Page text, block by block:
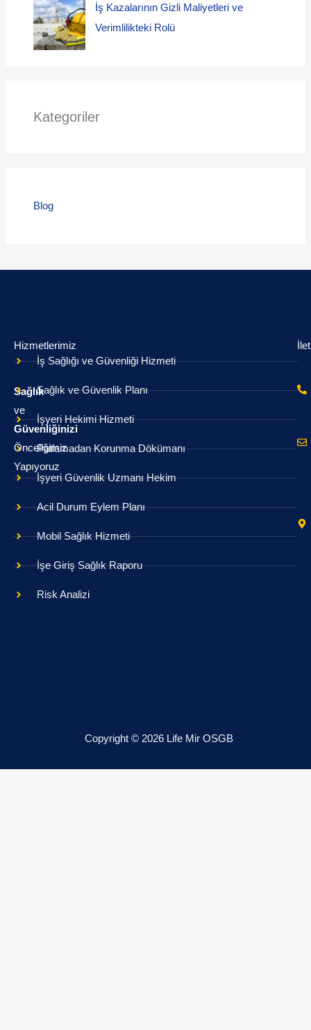
İş Kazalarının Gizli Maliyetleri ve
Verimlilikteki Rolü
Kategoriler
Blog
Sağlık
ve
Güvenliğinizi
Önceliğimiz
Yapıyoruz
Hizmetlerimiz
İş Sağlığı ve Güvenliği Hizmeti
Sağlık ve Güvenlik Planı
İşyeri Hekimi Hizmeti
Patlamadan Korunma Dökümanı
İşyeri Güvenlik Uzmanı Hekim
Acil Durum Eylem Planı
Mobil Sağlık Hizmeti
İşe Giriş Sağlık Raporu
Risk Analizi
Copyright © 2026 Life Mir OSGB